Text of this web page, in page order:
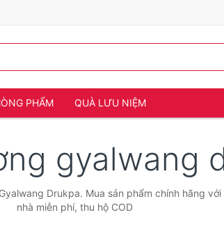
PHẨM QUÀ LƯU NIỆM
gyalwang
Drukpa. Mua sản phẩm chính hãng
nhà miễn phí, thu hộ COD